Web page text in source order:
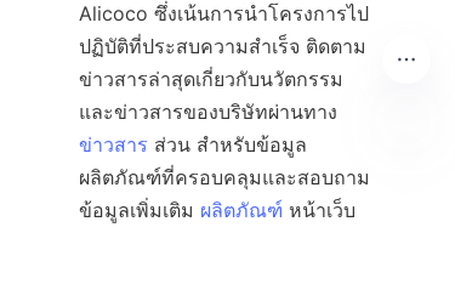
Alicoco ซึ่งเน้นการนำโครงการไป
ปฏิบัติที่ประสบความสำเร็จ ติดตาม
ข่าวสารล่าสุดเกี่ยวกับนวัตกรรม
ข่าวสาร ส่วน สำหรับข้อมูล
ผลิตภัณฑ์ที่ครอบคลุมและสอบถาม
ข้อมูลเพิ่มเติม ผลิตภัณฑ์ หน้าเว็บ